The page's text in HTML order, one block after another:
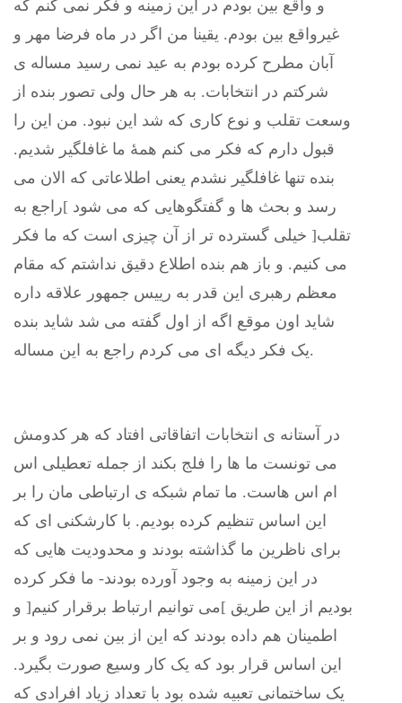
و واقع بین بودم در این زمینه و فکر نمی کنم که
غیرواقع بین بودم. یقینا من اگر در ماه فرضا مهر و
آبان مطرح کرده بودم به عید نمی رسید مساله ی
شرکتم در انتخابات. به هر حال ولی تصور بنده از
وسعت تقلب و نوع کاری که شد این نبود. من این را
قبول دارم که فکر می کنم همۀ ما غافلگیر شدیم.
بنده تنها غافلگیر نشدم یعنی اطلاعاتی که الان می
رسد و بحث ها و گفتگوهایی که می شود ]راجع به
تقلب[ خیلی گسترده تر از آن چیزی است که ما فکر
می کنیم. و باز هم بنده اطلاع دقیق نداشتم که مقام
معظم رهبری این قدر به رییس جمهور علاقه داره
شاید اون موقع اگه از اول گفته می شد شاید بنده
یک فکر دیگه ای می کردم راجع به این مساله.
در آستانه ی انتخابات اتفاقاتی افتاد که هر کدومش
می تونست ما ها را فلج بکند از جمله تعطیلی اس
ام اس هاست. ما تمام شبکه ی ارتباطی مان را بر
این اساس تنظیم کرده بودیم. با کارشکنی ای که
برای ناظرین ما گذاشته بودند و محدودیت هایی که
در این زمینه به وجود آورده بودند- ما فکر کرده
بودیم از این طریق ]می توانیم ارتباط برقرار کنیم[ و
اطمینان هم داده بودند که این از بین نمی رود و بر
این اساس قرار بود که یک کار وسیع صورت بگیرد.
یک ساختمانی تعبیه شده بود با تعداد زیاد افرادی که